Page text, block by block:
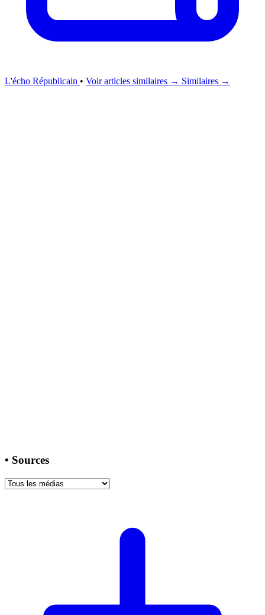
L'écho Républicain • Voir articles similaires → Similaires →
• Sources